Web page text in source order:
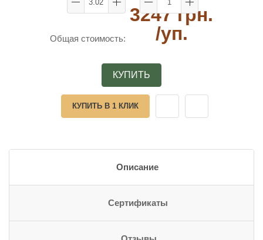
Общая стоимость:
3247 грн.
/уп.
КУПИТЬ
КУПИТЬ В 1 КЛИК
Описание
Сертификаты